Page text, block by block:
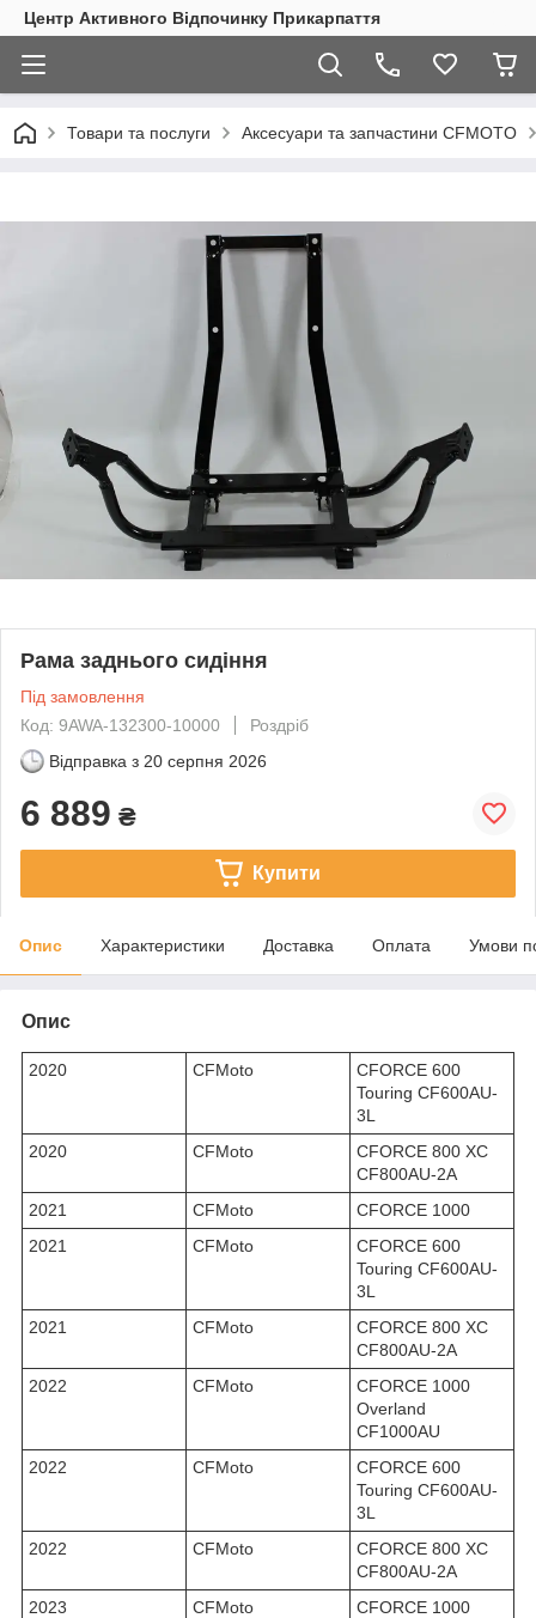
Центр Активного Відпочинку Прикарпаття
Товари та послуги Аксесуари та запчастини CFMOTO
Рама заднього сидіння
Під замовлення
Код: 9AWA-132300-10000
Роздріб
Відправка з 20 серпня 2026
6 889 ₴
Купити
Опис Характеристики Доставка Оплата Умови
Опис
2020 CFMoto
CFORCE 600
Touring CF600AU-
3L
2020
CFMoto
CFORCE 800 XC
CF800AU-2A
2021
CFMoto
CFORCE 1000
2021
CFMoto
CFORCE 600
Touring CF600AU-
3L
2021
CFMoto
CFORCE 800 XC
CF800AU-2A
2022
CFMoto
CFORCE 1000
Overland
CF1000AU
2022
CFMoto
CFORCE 600
Touring CF600AU-
3L
2022
CFMoto
CFORCE 800 XC
CF800AU-2A
2023
CFMoto
CFORCE 1000